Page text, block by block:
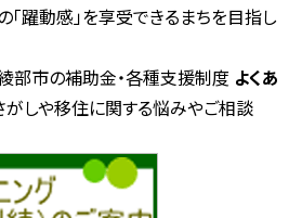
「躍動感」を享受できるまちを目指し
部市の補助金・各種支援制度 よくあ
しや移住に関する悩みやご相談